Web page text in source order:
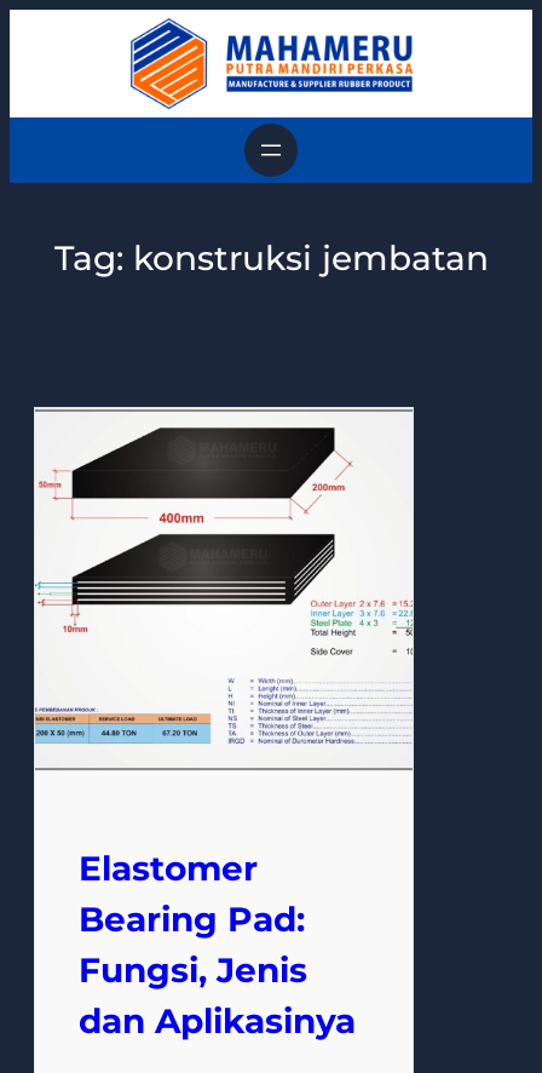
Tag: konstruksi jembatan
Elastomer
Bearing Pad:
Fungsi, Jenis
dan Aplikasinya